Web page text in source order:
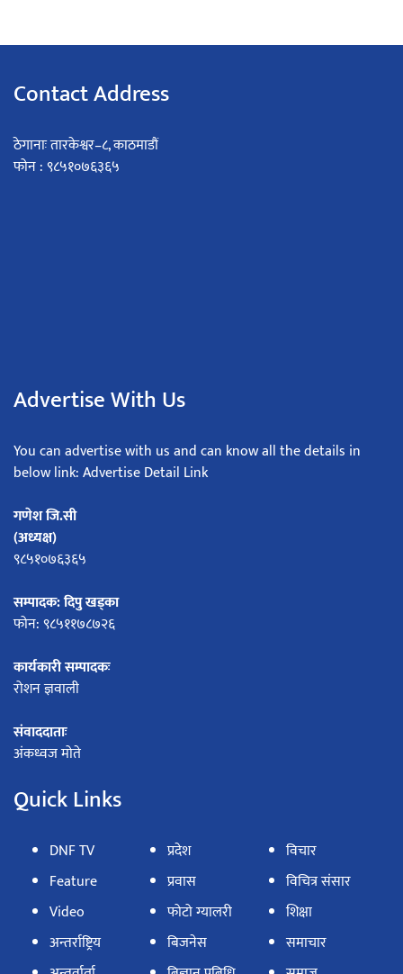
Contact Address
ठेगानाः तारकेश्वर–८, काठमाडौं
फोन : ९८५१०७६३६५
Advertise With Us
You can advertise with us and can know all the details in
below link: Advertise Detail Link
गणेश जि.सी
(अध्यक्ष)
९८५१०७६३६५
सम्पादक: दिपु खड्का
फोन: ९८५११७८७२६
कार्यकारी सम्पादकः
रोशन ज्ञवाली
संवाददाताः
अंकध्वज मोते
Quick Links
DNF TV
Feature
Video
अन्तर्राष्ट्रिय
प्रदेश
प्रवास
फोटो ग्यालरी
बिजनेस
विचार
विचित्र संसार
शिक्षा
समाचार